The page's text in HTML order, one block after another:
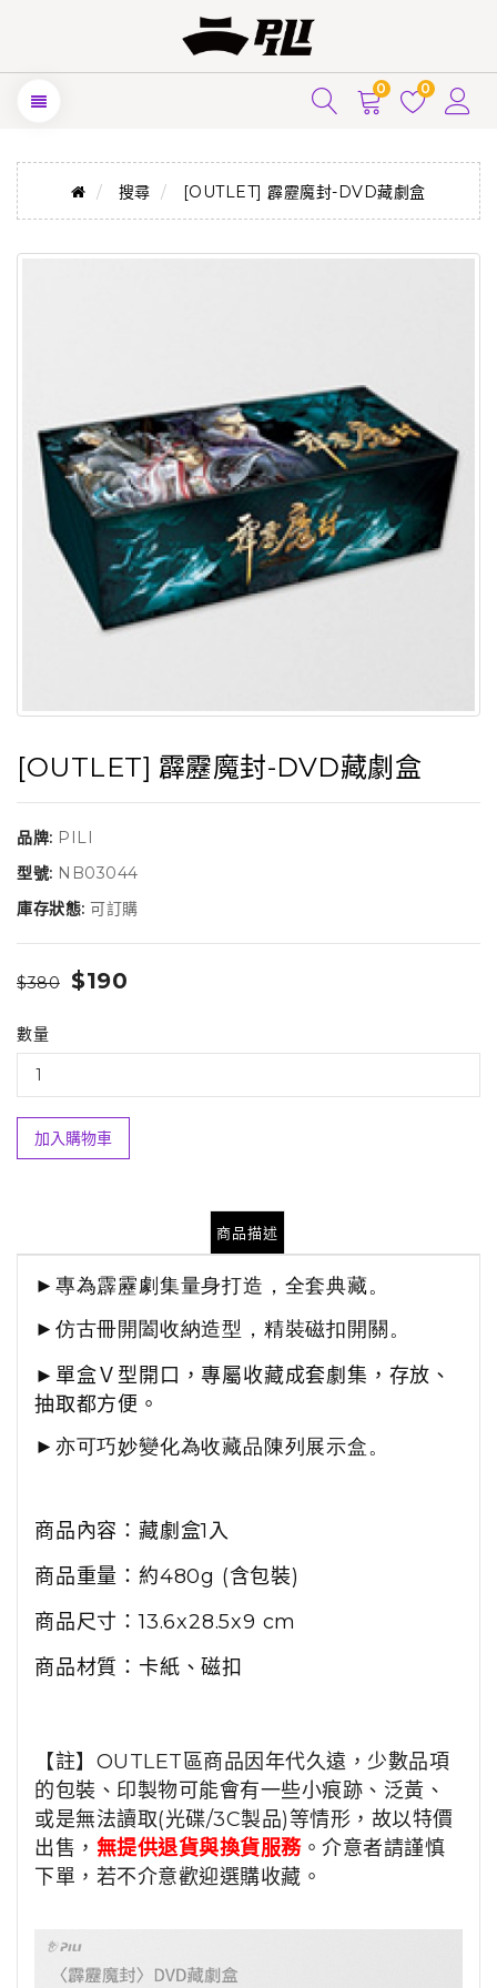
0 0
搜尋 [OUTLET] 霹靂魔封-DVD藏劇盒
[OUTLET] 霹靂魔封-DVD藏劇盒
品牌: PILI
型號: NB03044
庫存狀態: 可訂購
$380 $190
數量
加入購物車
商品描述
► 專為霹靂劇集量身打造，全套典藏。
►仿古冊開闔收納造型， 精裝磁扣開關。
► 單盒Ｖ型開口，專屬收藏成套劇集，存放、
抽取都方便。
► 亦可巧妙變化為收藏品陳列展示盒。
商品內容： 藏劇盒1入
商品重量：約480g (含包裝)
商品尺寸：13.6x28.5x9 cm
商品材質： 卡紙、磁扣
【註】OUTLET區商品因年代久遠，少數品項
的包裝、印製物可能會有一些小痕跡、泛黃、
或是無法讀取(光碟/3C製品)等情形，故以特價
出售， 無提供退貨與換貨服務。介意者請謹慎
下單，若不介意歡迎選購收藏。